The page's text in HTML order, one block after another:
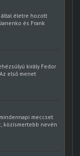
által életre hozott
és Frank
király Fedor
első menet
meccset
közismertebb nevén